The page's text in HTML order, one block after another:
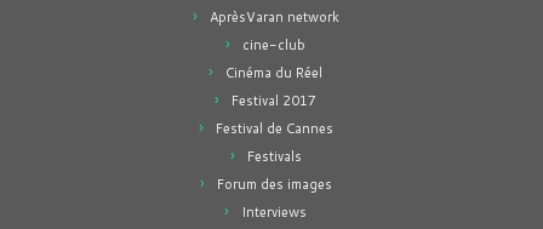
AprèsVaran network
cine-club
Cinéma du Réel
Festival 2017
Festival de Cannes
Festivals
Forum des images
Interviews